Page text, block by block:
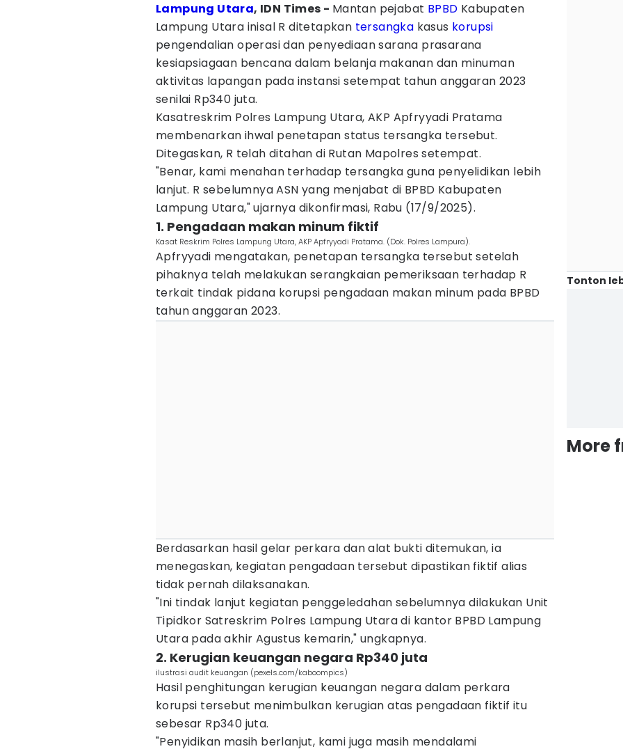
Lampung Utara, IDN Times - Mantan pejabat BPBD Kabupaten
Lampung Utara inisal R ditetapkan tersangka kasus korupsi
pengendalian operasi dan penyediaan sarana prasarana
kesiapsiagaan bencana dalam belanja makanan dan minuman
aktivitas lapangan pada instansi setempat tahun anggaran 2023
senilai Rp340 juta.
Kasatreskrim Polres Lampung Utara, AKP Apfryyadi Pratama
membenarkan ihwal penetapan status tersangka tersebut.
Ditegaskan, R telah ditahan di Rutan Mapolres setempat.
"Benar, kami menahan terhadap tersangka guna penyelidikan lebih
lanjut. R sebelumnya ASN yang menjabat di BPBD Kabupaten
Lampung Utara," ujarnya dikonfirmasi, Rabu (17/9/2025).
1. Pengadaan makan minum fiktif
Kasat Reskrim Polres Lampung Utara, AKP Apfryyadi Pratama. (Dok. Polres Lampura).
Apfryyadi mengatakan, penetapan tersangka tersebut setelah
pihaknya telah melakukan serangkaian pemeriksaan terhadap R
terkait tindak pidana korupsi pengadaan makan minum pada BPBD
tahun anggaran 2023.
Berdasarkan hasil gelar perkara dan alat bukti ditemukan, ia
menegaskan, kegiatan pengadaan tersebut dipastikan fiktif alias
tidak pernah dilaksanakan.
"Ini tindak lanjut kegiatan penggeledahan sebelumnya dilakukan Unit
Tipidkor Satreskrim Polres Lampung Utara di kantor BPBD Lampung
Utara pada akhir Agustus kemarin," ungkapnya.
2. Kerugian keuangan negara Rp340 juta
ilustrasi audit keuangan (pexels.com/kaboompics)
Hasil penghitungan kerugian keuangan negara dalam perkara
korupsi tersebut menimbulkan kerugian atas pengadaan fiktif itu
sebesar Rp340 juta.
"Penyidikan masih berlanjut, kami juga masih mendalami
Tonton
More